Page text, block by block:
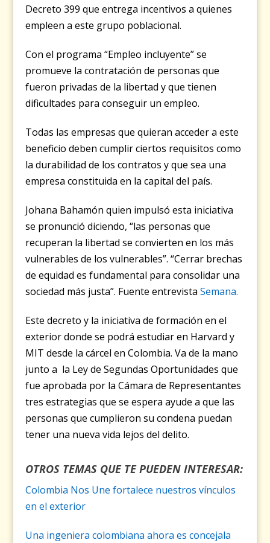
Decreto 399 que entrega incentivos a quienes
empleen a este grupo poblacional.
Con el programa “Empleo incluyente” se
promueve la contratación de personas que
fueron privadas de la libertad y que tienen
dificultades para conseguir un empleo.
Todas las empresas que quieran acceder a este
beneficio deben cumplir ciertos requisitos como
la durabilidad de los contratos y que sea una
empresa constituida en la capital del país.
Johana Bahamón quien impulsó esta iniciativa
se pronunció diciendo, “las personas que
recuperan la libertad se convierten en los más
vulnerables de los vulnerables”. “Cerrar brechas
de equidad es fundamental para consolidar una
sociedad más justa”. Fuente entrevistaSemana.
Este decreto y la iniciativa de formación en el
exterior donde se podrá estudiar en Harvard y
MIT desde la cárcel en Colombia. Va de la mano
junto a la Ley de Segundas Oportunidades que
fue aprobada por la Cámara de Representantes
tres estrategias que se espera ayude a que las
personas que cumplieron su condena puedan
tener una nueva vida lejos del delito.
OTROS TEMAS QUE TE PUEDEN INTERESAR:
Colombia Nos Une fortalece nuestros vínculos
en el exterior
Una ingeniera colombiana ahora es concejala